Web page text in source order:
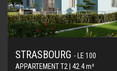
STRASBOURG - LE 100
APPARTEMENT T2 | 42.4 m²